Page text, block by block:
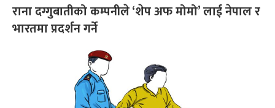
राना दग्गुबातीको कम्पनीले ‘शेप अफ मोमो’ लाई नेपाल र
भारतमा प्रदर्शन गर्ने